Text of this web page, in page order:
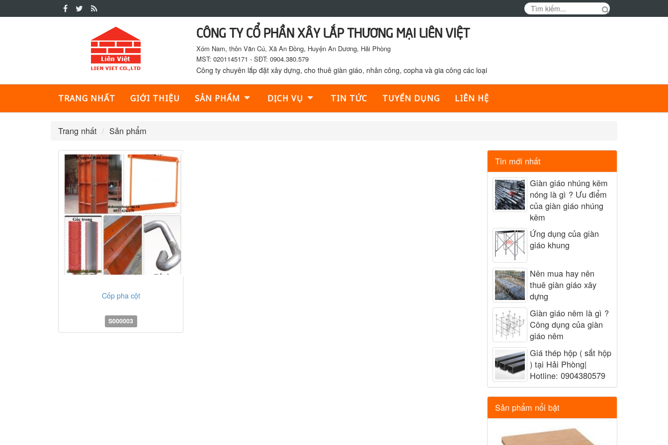
Sản
CÔNG TY CỔ PHẦN XÂY LẮP THƯƠNG MẠI LIÊN VIỆT
Xóm Nam, thôn Văn Cú, Xã An Đồng, Huyện An Dương, Hải Phòng
MST: 0201145171 - SĐT: 0904.380.579
Công ty chuyên lắp đặt xây dựng, cho thuê giàn giáo, nhân công, copha và gia công các loại
TRANG NHẤT GIỚI THIỆU SẢN PHẨM DỊCH VỤ TIN TỨC TUYỂN DỤNG LIÊN HỆ
Trang nhất Sản phẩm
Cốp pha cột
S000003
Tin mới nhất
Giàn giáo nhúng kẽm
nóng là gì ? Ưu điểm
của giàn giáo nhúng
kẽm
Ứng dụng của giàn
giáo khung
Nên mua hay nên
thuê giàn giáo xây
dựng
Giàn giáo nêm là gì ?
Công dụng của giàn
giáo nêm
Giá thép hộp ( sắt hộp
) tại Hải Phòng|
Hotline: 0904380579
Sản phẩm nổi bật